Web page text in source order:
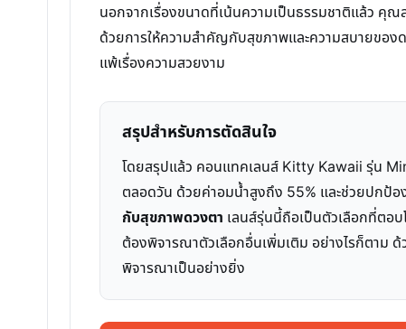
นอกจากเรื่องขนาดที่เน้นความเป็นธรรมชาติแล้ว คุ
ด้วยการให้ความสำคัญกับสุขภาพและความสบายของ
แพ้เรื่องความสวยงาม
สรุปสำหรับการตัดสินใจ
โดยสรุปแล้ว คอนแทคเลนส์ Kitty Kawaii รุ่น
ตลอดวัน ด้วยค่าอมน้ำสูงถึง 55% และช่วยปกป้อ
กับสุขภาพดวงตา เลนส์รุ่นนี้ถือเป็นตัวเลือกที่ตอ
ต้องพิจารณาตัวเลือกอื่นเพิ่มเติม อย่างไรก็ตาม
พิจารณาเป็นอย่างยิ่ง